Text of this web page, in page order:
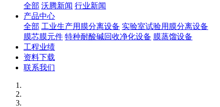
全部 沃腾新闻 行业新闻
产品中心
全部 工业生产用膜分离设备 实验室试验用膜分离设备
膜芯膜元件 特种耐酸碱回收净化设备 膜蒸馏设备
工程业绩
资料下载
联系我们